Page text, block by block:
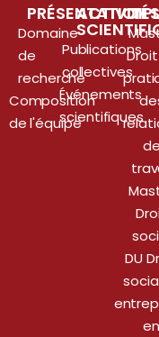
PRÉSENTATION
Domaine
de
recherche
Composition
de l'équipe
ACTIVITÉS
Publications
collectives
Événements
scientifiques
de
DU
en